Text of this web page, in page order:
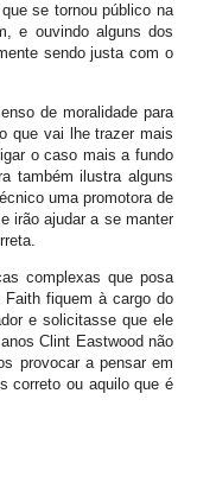
se tornou público na
e ouvindo alguns dos
sendo justa com o
de moralidade para
que vai lhe trazer mais
o caso mais a fundo
também ilustra alguns
uma promotora de
irão ajudar a se manter
complexas que posa
fiquem à cargo do
e solicitasse que ele
Clint Eastwood não
provocar a pensar em
correto ou aquilo que é